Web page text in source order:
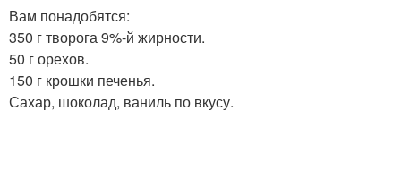
Вам понадобятся:
350 г творога 9%-й жирности.
50 г орехов.
150 г крошки печенья.
Сахар, шоколад, ваниль по вкусу.